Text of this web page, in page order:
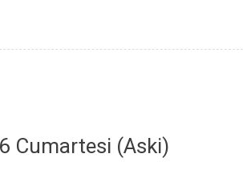
Cumartesi (Aski)